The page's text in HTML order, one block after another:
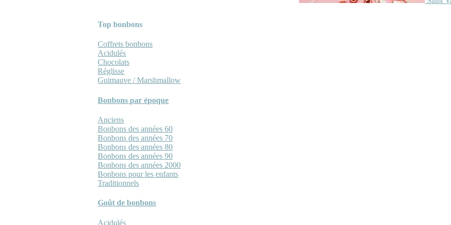
Top bonbons
Coffrets bonbons
Acidulés
Chocolats
Réglisse
Guimauve / Marshmallow
Bonbons par époque
Anciens
Bonbons des années 60
Bonbons des années 70
Bonbons des années 80
Bonbons des années 90
Bonbons des années 2000
Bonbons pour les enfants
Traditionnels
Goût de bonbons
Acidulés